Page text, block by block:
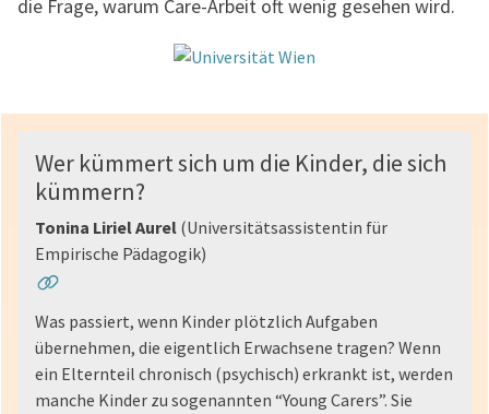
die Frage, warum Care-Arbeit oft wenig gesehen wird.
Wer kümmert sich um die Kinder, die sich
kümmern?
Tonina Liriel Aurel (Universitätsassistentin für
Empirische Pädagogik)
Was passiert, wenn Kinder plötzlich Aufgaben
übernehmen, die eigentlich Erwachsene tragen? Wenn
ein Elternteil chronisch (psychisch) erkrankt ist, werden
manche Kinder zu sogenannten “Young Carers”. Sie